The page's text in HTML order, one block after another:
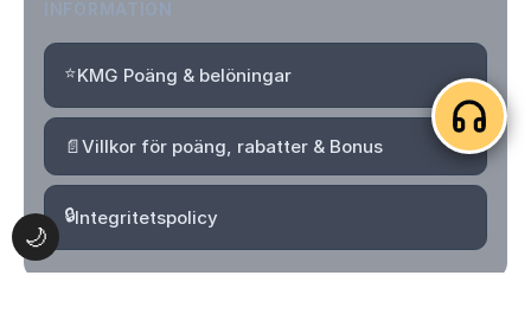
🌙
⭐KMG Poäng & belöningar
📄Villkor för poäng, rabatter & Bonus
🔒Integritetspolicy